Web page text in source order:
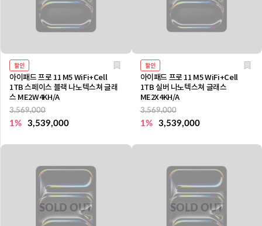
할인
아이패드 프로 11 M5 WiFi+Cell
1TB 스페이스 블랙 나노텍스쳐 글래
스 ME2W4KH/A
3,569,000
1% 3,539,000
할인
아이패드 프로 11 M5 WiFi+Cell
1TB 실버 나노텍스쳐 글래스
ME2X4KH/A
3,569,000
1% 3,539,000